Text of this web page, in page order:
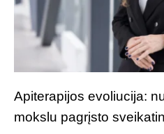
Apiterapijos evoliucija:
mokslu pagrįsto